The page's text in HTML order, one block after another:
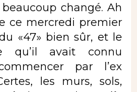
changé. Ah
ce mercredi premier
«47» bien sûr, et le
qu’il avait connu
par l’ex
les murs, sols,